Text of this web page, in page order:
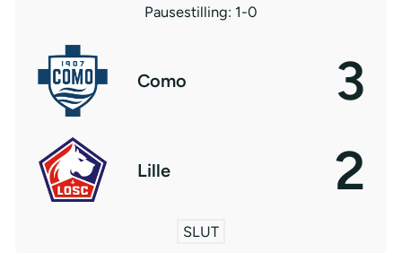
Pausestilling: 1-0
Como 3
Lille 2
SLUT